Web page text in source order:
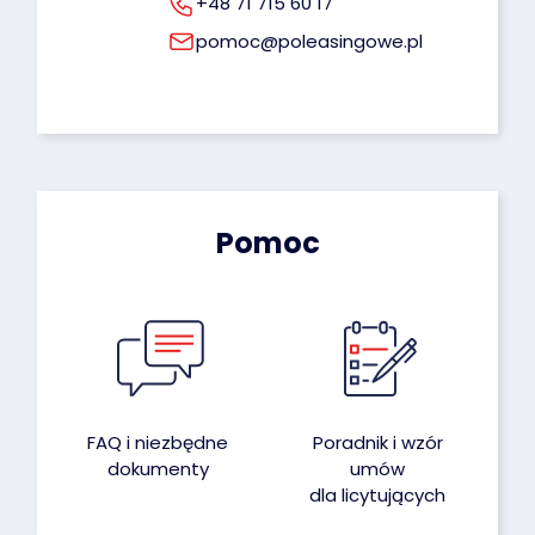
pomoc@poleasingowe.pl
Pomoc
FAQ i niezbędne
dokumenty
Poradnik i wzór
umów
dla licytujących